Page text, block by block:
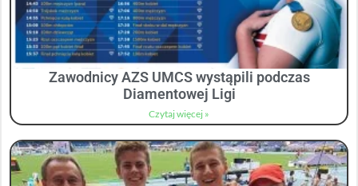
Zawodnicy AZS UMCS wystąpili podczas
Diamentowej Ligi
Czytaj więcej »